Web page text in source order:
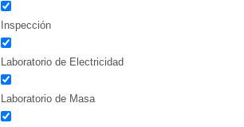
Inspección
Laboratorio de Electricidad
Laboratorio de Masa